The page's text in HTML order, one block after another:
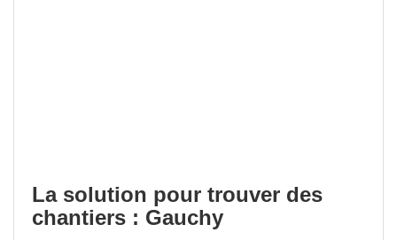
La solution pour trouver des
chantiers : Gauchy